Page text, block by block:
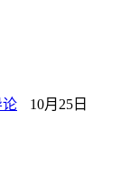
论
10月25日